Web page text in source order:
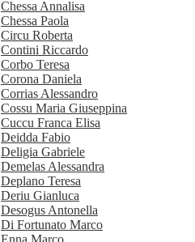
Chessa Annalisa
Chessa Paola
Circu Roberta
Contini Riccardo
Corbo Teresa
Corona Daniela
Corrias Alessandro
Cossu Maria Giuseppina
Cuccu Franca Elisa
Deidda Fabio
Deligia Gabriele
Demelas Alessandra
Deplano Teresa
Deriu Gianluca
Desogus Antonella
Di Fortunato Marco